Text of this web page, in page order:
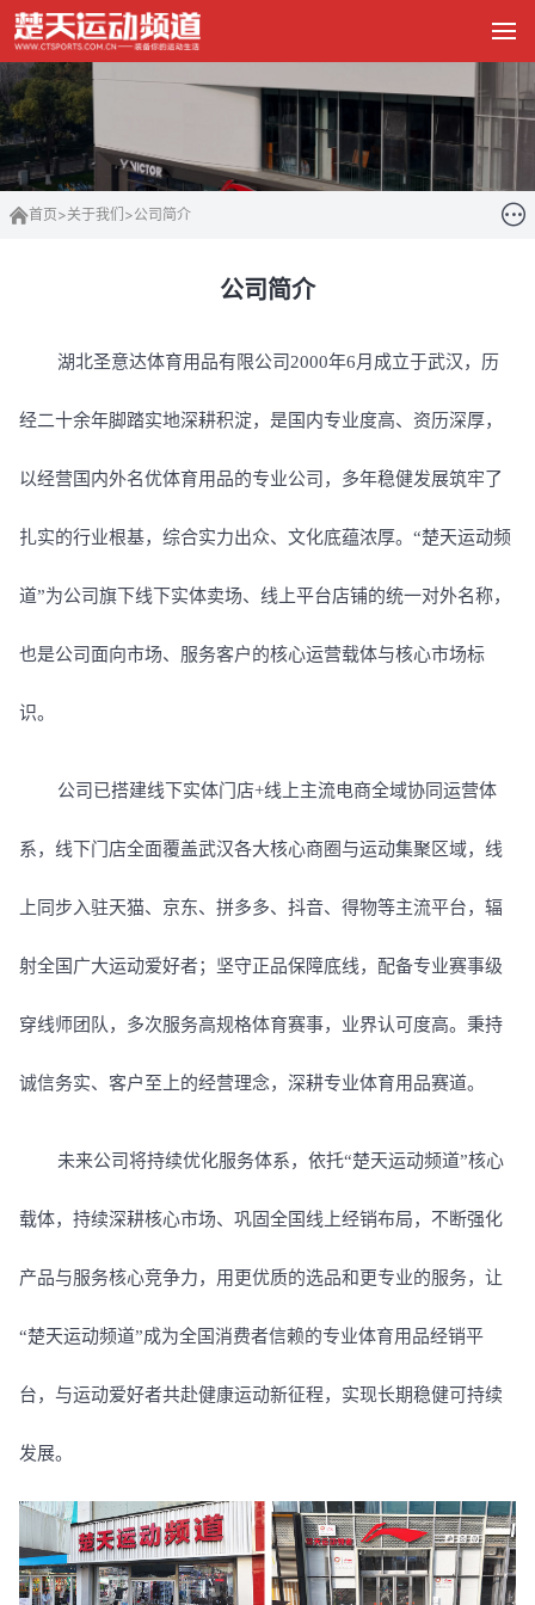
首页>关于我们 >公司简介
公司简介
湖北圣意达体育用品有限公司 2000年6月成立于武汉，历
经二十余年脚踏实地深耕积淀，是国内专业度高、资历深厚，
以经营国内外名优体育用品的专业公司，多年稳健发展筑牢了
扎实的行业根基，综合实力出众、文化底蕴浓厚。 “楚天运动频
道”为公司旗下线下实体卖场、线上平台店铺的统一对外名称，
也是公司面向市场、服务客户的核心运营载体与核心市场标
识。
公司已搭建线下实体门店+线上主流电商全域协同运营体
系，线下门店全面覆盖武汉各大核心商圈与运动集聚区域，线
上同步入驻天猫、京东、拼多多、抖音、得物等主流平台，辐
射全国广大运动爱好者；坚守正品保障底线，配备专业赛事级
穿线师团队，多次服务高规格体育赛事，业界认可度高。秉持
诚信务实、客户至上的经营理念，深耕专业体育用品赛道。
未来公司将持续优化服务体系，依托“楚天运动频道”核心
载体，持续深耕核心市场、巩固全国线上经销布局，不断强化
产品与服务核心竞争力，用更优质的选品和更专业的服务，让
“楚天运动频道”成为全国消费者信赖的专业体育用品经销平
台，与运动爱好者共赴健康运动新征程，实现长期稳健可持续
发展。